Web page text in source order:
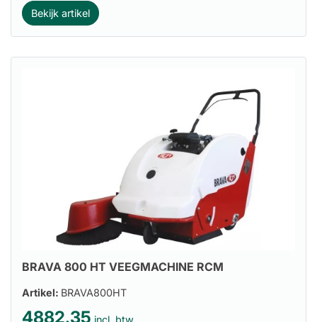
Bekijk artikel
BRAVA 800 HT VEEGMACHINE RCM
Artikel: BRAVA800HT
4882.35 incl. btw